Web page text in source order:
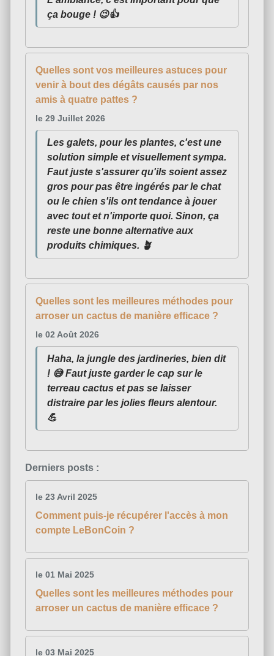
ça bouge ! 😉👍
Quelles sont vos meilleures astuces pour
venir à bout des dégâts causés par nos
amis à quatre pattes ?
le 29 Juillet 2026
Les galets, pour les plantes, c'est une
solution simple et visuellement sympa.
Faut juste s'assurer qu'ils soient assez
gros pour pas être ingérés par le chat
ou le chien s'ils ont tendance à jouer
avec tout et n'importe quoi. Sinon, ça
reste une bonne alternative aux
produits chimiques. 🪴
Quelles sont les meilleures méthodes pour
arroser un cactus de manière efficace ?
le 02 Août 2026
Haha, la jungle des jardineries, bien dit
! 😅 Faut juste garder le cap sur le
terreau cactus et pas se laisser
distraire par les jolies fleurs alentour.
💪
Derniers posts :
le 23 Avril 2025
Comment puis-je récupérer l'accès à mon
compte LeBonCoin ?
le 01 Mai 2025
Quelles sont les meilleures méthodes pour
arroser un cactus de manière efficace ?
le 03 Mai 2025